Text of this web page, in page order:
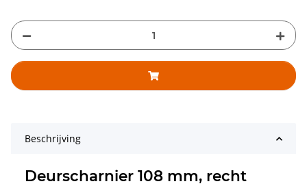
Beschrijving
Deurscharnier 108 mm, recht